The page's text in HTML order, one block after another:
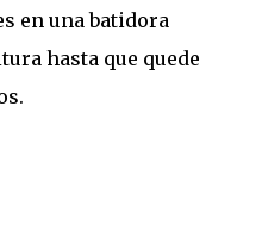
en una batidora
hasta que quede